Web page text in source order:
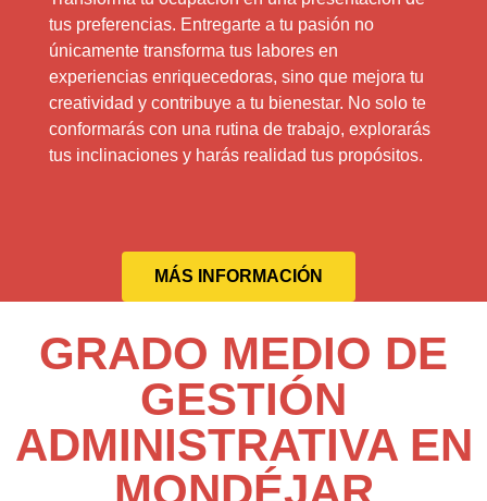
tus preferencias. Entregarte a tu pasión no
únicamente transforma tus labores en
experiencias enriquecedoras, sino que mejora tu
creatividad y contribuye a tu bienestar. No solo te
conformarás con una rutina de trabajo, explorarás
tus inclinaciones y harás realidad tus propósitos.
MÁS INFORMACIÓN
GRADO MEDIO DE
GESTIÓN
ADMINISTRATIVA EN